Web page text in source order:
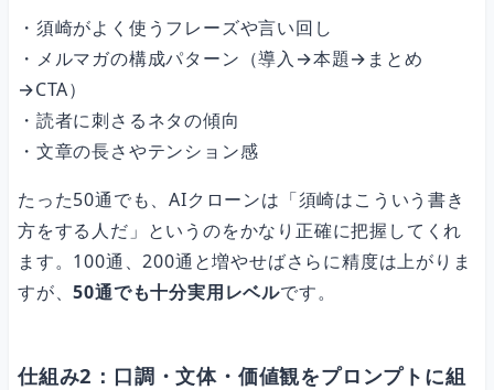
・須崎がよく使うフレーズや言い回し
・メルマガの構成パターン（導入→本題→まとめ
→CTA）
・読者に刺さるネタの傾向
・文章の長さやテンション感
たった50通でも、AIクローンは「須崎はこういう書き
方をする人だ」というのをかなり正確に把握してくれ
ます。100通、200通と増やせばさらに精度は上がりま
すが、50通でも十分実用レベルです。
仕組み2：口調・文体・価値観をプロンプトに組